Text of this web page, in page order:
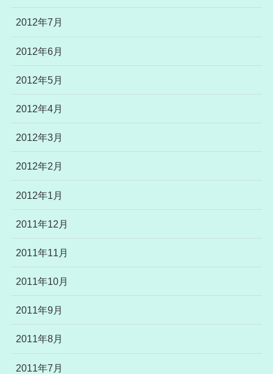
2012年7月
2012年6月
2012年5月
2012年4月
2012年3月
2012年2月
2012年1月
2011年12月
2011年11月
2011年10月
2011年9月
2011年8月
2011年7月